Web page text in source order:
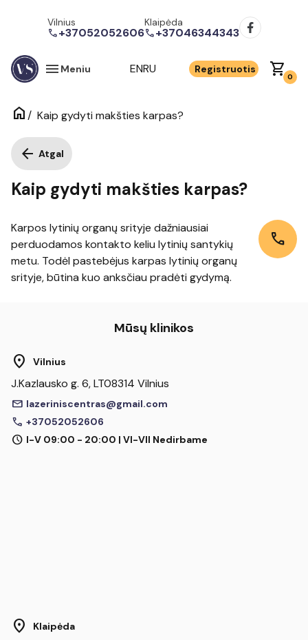
Vilnius
call+37052052606
Klaipėda
call+37046344343
menu Meniu ENRU Registruotis shopping_cart0
home/ Kaip gydyti makšties karpas?
arrow_back Atgal
Kaip gydyti makšties karpas?
Karpos lytinių organų srityje dažniausiai
perduodamos kontakto keliu lytinių santykių
metu. Todėl pastebėjus karpas lytinių organų
srityje, būtina kuo anksčiau pradėti gydymą.
call
Mūsų klinikos
location_on Vilnius
J.Kazlausko g. 6, LT08314 Vilnius
mail lazeriniscentras@gmail.com
call +37052052606
schedule I-V 09:00 - 20:00 | VI-VII Nedirbame
location_on Klaipėda